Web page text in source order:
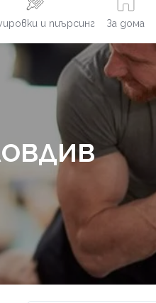
и пиърсинг За дома